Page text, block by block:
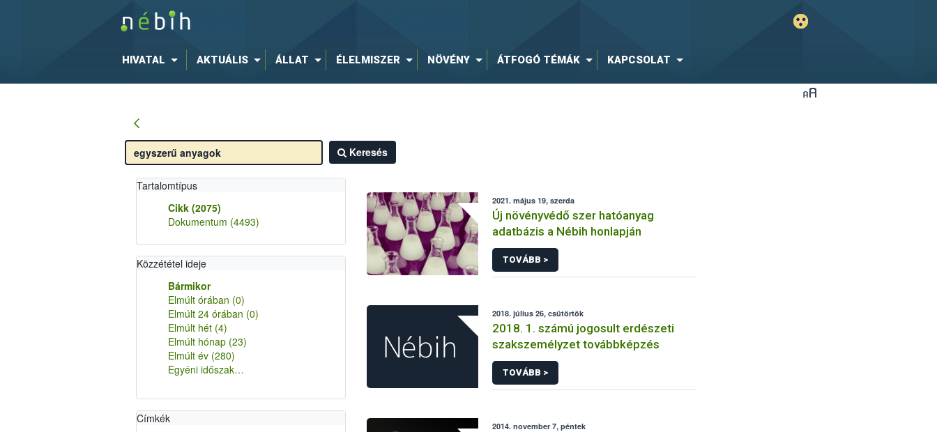
HIVATAL AKTUÁLIS ÁLLAT ÉLELMISZER NÖVÉNY ÁTFOGÓ TÉMÁK KAPCSOLAT
Keresés
Tartalomtípus
Cikk (2075)
Dokumentum (4493)
Közzététel ideje
Bármikor
Elmúlt órában (0)
Elmúlt 24 órában (0)
Elmúlt hét (4)
Elmúlt hónap (23)
Elmúlt év (280)
Egyéni időszak…
Címkék
2021. május 19, szerda
Új növényvédő szer hatóanyag
adatbázis a Nébih honlapján
TOVÁBB >
2018. július 26, csütörtök
2018. 1. számú jogosult erdészeti
szakszemélyzet továbbképzés
TOVÁBB >
2014. november 7, péntek